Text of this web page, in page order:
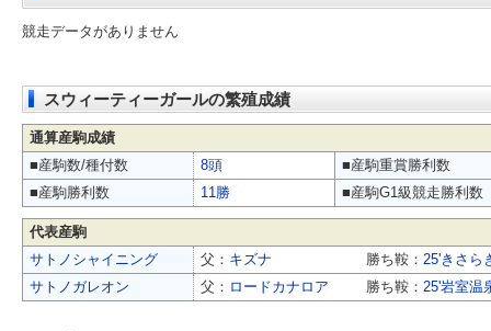
競走データがありません
スウィーティーガールの繁殖成績
通算産駒成績
■産駒数/種付数
8頭
■産駒重賞勝利数
■産駒勝利数
11勝 ■産駒G1級競走勝利数
代表産駒
サトノシャイニング
父： キズナ 勝ち鞍： 25'きさら
サトノガレオン
父： ロードカナロア 勝ち鞍： 25'岩室温